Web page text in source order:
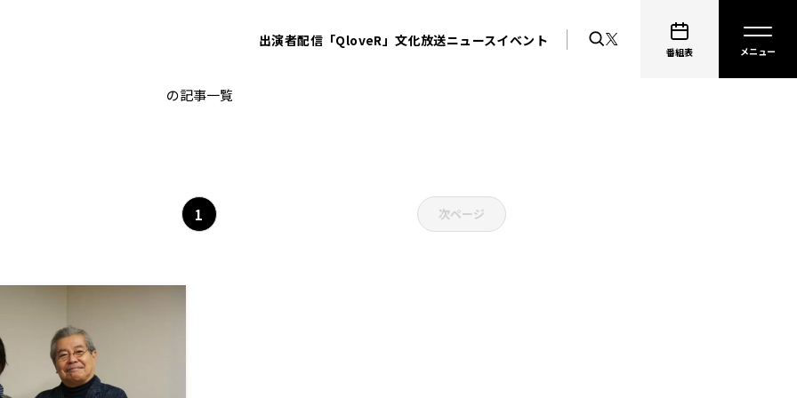
出演者配信「QloveR」文化放送ニュースイベント
番組表
の記事一覧
1 次ページ